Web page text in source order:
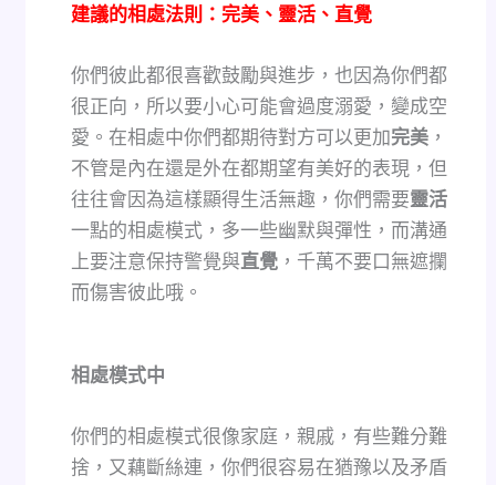
建議的相處法則：完美、靈活、直覺
你們彼此都很喜歡鼓勵與進步，也因為你們都
很正向，所以要小心可能會過度溺愛，變成空
愛。在相處中你們都期待對方可以更加完美，
不管是內在還是外在都期望有美好的表現，但
往往會因為這樣顯得生活無趣，你們需要靈活
一點的相處模式，多一些幽默與彈性，而溝通
上要注意保持警覺與直覺，千萬不要口無遮攔
而傷害彼此哦。
相處模式中
你們的相處模式很像家庭，親戚，有些難分難
捨，又藕斷絲連，你們很容易在猶豫以及矛盾